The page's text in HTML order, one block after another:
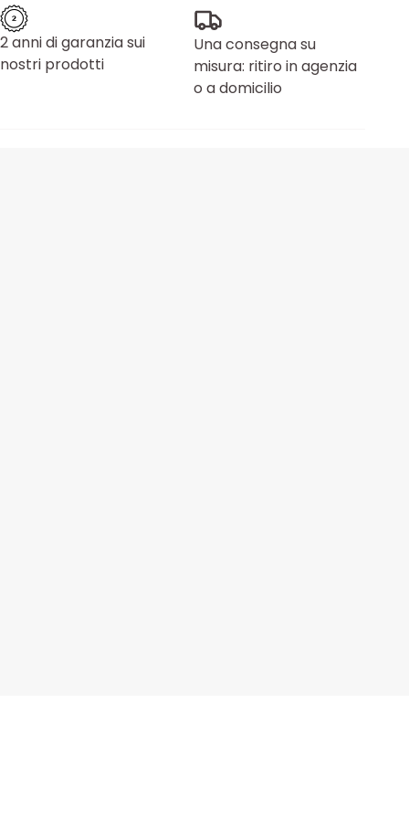
2 anni di garanzia sui
nostri prodotti
Una consegna su
misura: ritiro in agenzia
o a domicilio